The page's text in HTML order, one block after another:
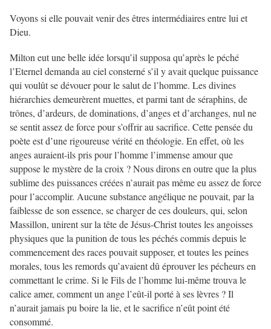
Voyons si elle pouvait venir des êtres intermédiaires entre lui et
Dieu.
Milton eut une belle idée lorsqu’il supposa qu’après le péché
l’Eternel demanda au ciel consterné s’il y avait quelque puissance
qui voulût se dévouer pour le salut de l’homme. Les divines
hiérarchies demeurèrent muettes, et parmi tant de séraphins, de
trônes, d’ardeurs, de dominations, d’anges et d’archanges, nul ne
se sentit assez de force pour s’offrir au sacrifice. Cette pensée du
poète est d’une rigoureuse vérité en théologie. En effet, où les
anges auraient-ils pris pour l’homme l’immense amour que
suppose le mystère de la croix ? Nous dirons en outre que la plus
sublime des puissances créées n’aurait pas même eu assez de force
pour l’accomplir. Aucune substance angélique ne pouvait, par la
faiblesse de son essence, se charger de ces douleurs, qui, selon
Massillon, unirent sur la tête de Jésus-Christ toutes les angoisses
physiques que la punition de tous les péchés commis depuis le
commencement des races pouvait supposer, et toutes les peines
morales, tous les remords qu’avaient dû éprouver les pécheurs en
commettant le crime. Si le Fils de l’homme lui-même trouva le
calice amer, comment un ange l’eût-il porté à ses lèvres ? Il
n’aurait jamais pu boire la lie, et le sacrifice n’eût point été
consommé.